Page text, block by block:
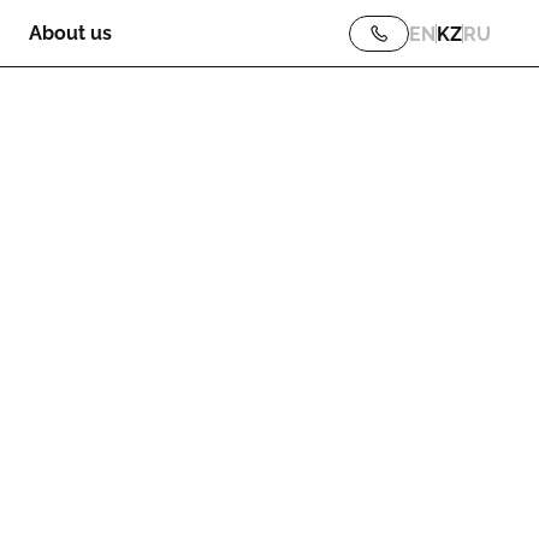
About us ENKZRU